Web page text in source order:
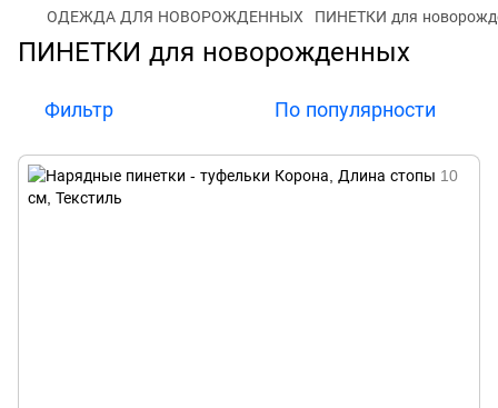
ОДЕЖДА ДЛЯ НОВОРОЖДЕННЫХ ПИНЕТКИ для
ПИНЕТКИ для новорожденных
Фильтр По популярности